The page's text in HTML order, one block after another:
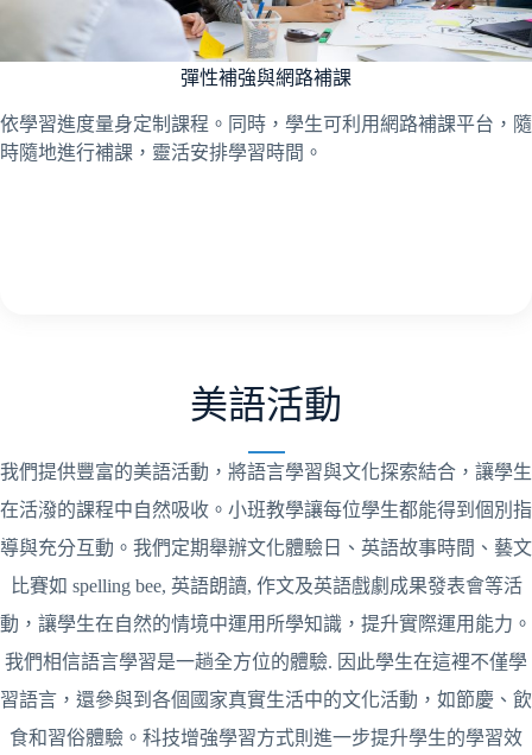
彈性補強與網路補課
依學習進度量身定制課程。同時，學生可利用網路補課平台，隨
時隨地進行補課，靈活安排學習時間。
美語活動
我們提供豐富的美語活動，將語言學習與文化探索結合，讓學生
在活潑的課程中自然吸收。小班教學讓每位學生都能得到個別指
導與充分互動。我們定期舉辦文化體驗日、英語故事時間、藝文
比賽如 spelling bee, 英語朗讀, 作文及英語戲劇成果發表會等活
動，讓學生在自然的情境中運用所學知識，提升實際運用能力。
我們相信語言學習是一趟全方位的體驗. 因此學生在這裡不僅學
習語言，還參與到各個國家真實生活中的文化活動，如節慶、飲
食和習俗體驗。科技增強學習方式則進一步提升學生的學習效